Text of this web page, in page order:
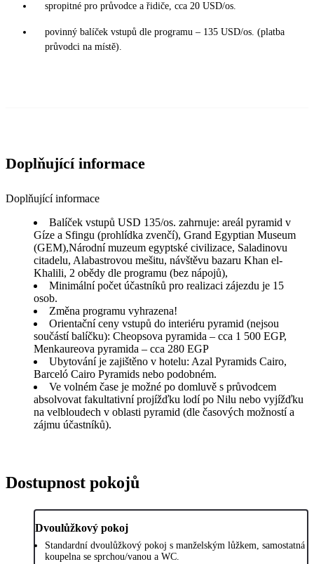
spropitné pro průvodce a řidiče, cca 20 USD/os.
povinný balíček vstupů dle programu – 135 USD/os. (platba
průvodci na místě).
Doplňující informace
Doplňující informace
Balíček vstupů USD 135/os. zahrnuje: areál pyramid v
Gíze a Sfingu (prohlídka zvenčí), Grand Egyptian Museum
(GEM),Národní muzeum egyptské civilizace, Saladinovu
citadelu, Alabastrovou mešitu, návštěvu bazaru Khan el-
Khalili, 2 obědy dle programu (bez nápojů),
Minimální počet účastníků pro realizaci zájezdu je 15
osob.
Změna programu vyhrazena!
Orientační ceny vstupů do interiéru pyramid (nejsou
součástí balíčku): Cheopsova pyramida – cca 1 500 EGP,
Menkaureova pyramida – cca 280 EGP
Ubytování je zajištěno v hotelu: Azal Pyramids Cairo,
Barceló Cairo Pyramids nebo podobném.
Ve volném čase je možné po domluvě s průvodcem
absolvovat fakultativní projížďku lodí po Nilu nebo vyjížďku
na velbloudech v oblasti pyramid (dle časových možností a
zájmu účastníků).
Dostupnost pokojů
Dvoulůžkový pokoj
Standardní dvoulůžkový pokoj s manželským lůžkem, samostatná
koupelna se sprchou/vanou a WC.